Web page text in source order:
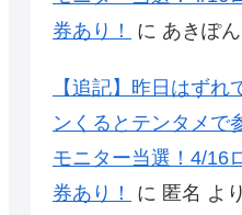
券あり！
に あきぽん
【追記】昨日はずれ
ンくるとテンタメ
モニター当選！4/16
券あり！
に 匿名 より